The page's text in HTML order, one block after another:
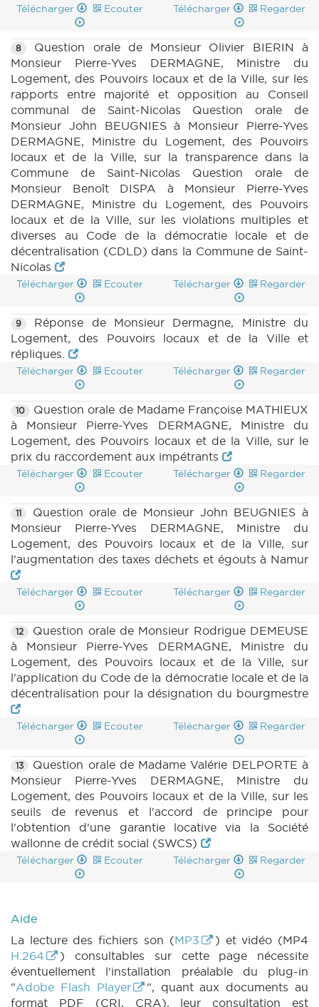
Télécharger Ecouter Télécharger Regarder
8
Question orale de Monsieur Olivier BIERIN à
Monsieur Pierre-Yves DERMAGNE, Ministre du
Logement, des Pouvoirs locaux et de la Ville, sur les
rapports entre majorité et opposition au Conseil
communal de Saint-Nicolas Question orale de
Monsieur John BEUGNIES à Monsieur Pierre-Yves
DERMAGNE, Ministre du Logement, des Pouvoirs
locaux et de la Ville, sur la transparence dans la
Commune de Saint-Nicolas Question orale de
Monsieur Benoît DISPA à Monsieur Pierre-Yves
DERMAGNE, Ministre du Logement, des Pouvoirs
locaux et de la Ville, sur les violations multiples et
diverses au Code de la démocratie locale et de
décentralisation (CDLD) dans la Commune de Saint-
Nicolas
Télécharger Ecouter Télécharger Regarder
9
Réponse de Monsieur Dermagne, Ministre du
Logement, des Pouvoirs locaux et de la Ville et
répliques.
Télécharger Ecouter Télécharger Regarder
10
Question orale de Madame Françoise MATHIEUX
à Monsieur Pierre-Yves DERMAGNE, Ministre du
Logement, des Pouvoirs locaux et de la Ville, sur le
prix du raccordement aux impétrants
Télécharger Ecouter Télécharger Regarder
11
Question orale de Monsieur John BEUGNIES à
Monsieur Pierre-Yves DERMAGNE, Ministre du
Logement, des Pouvoirs locaux et de la Ville, sur
l'augmentation des taxes déchets et égouts à Namur
Télécharger Ecouter Télécharger Regarder
12
Question orale de Monsieur Rodrigue DEMEUSE
à Monsieur Pierre-Yves DERMAGNE, Ministre du
Logement, des Pouvoirs locaux et de la Ville, sur
l'application du Code de la démocratie locale et de la
décentralisation pour la désignation du bourgmestre
Télécharger Ecouter Télécharger Regarder
13
Question orale de Madame Valérie DELPORTE à
Monsieur Pierre-Yves DERMAGNE, Ministre du
Logement, des Pouvoirs locaux et de la Ville, sur les
seuils de revenus et l'accord de principe pour
l'obtention d'une garantie locative via la Société
wallonne de crédit social (SWCS)
Télécharger Ecouter Télécharger Regarder
Aide
La lecture des fichiers son (MP3
) et vidéo (MP4
H.264
) consultables sur cette page nécessite
éventuellement l'installation préalable du plug-in
"Adobe Flash Player
", quant aux documents au
format PDF (CRI, CRA), leur consultation est